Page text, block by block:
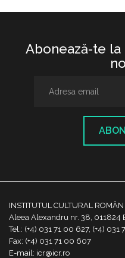
Abonează-te
INSTITUTUL CULTURAL ROMÂN
Aleea Alexandru nr. 38, 011824
Tel.: (+4) 031 71 00 627, (+4)
Fax: (+4) 031 71 00 607
E-mail: icr@icr.ro